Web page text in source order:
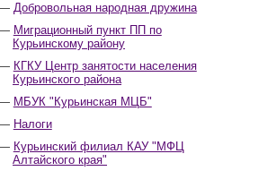
Добровольная народная дружина
Миграционный пункт ПП по
Курьинскому району
КГКУ Центр занятости населения
Курьинского района
МБУК "Курьинская МЦБ"
Налоги
Курьинский филиал КАУ "МФЦ
Алтайского края"